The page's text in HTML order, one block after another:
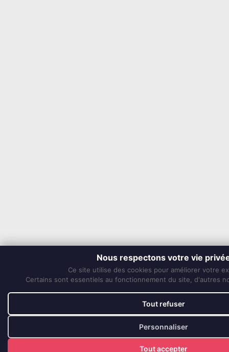
Nous respectons votre vie
Ce site utilise des cookies pour améliorer votre
Certains sont essentiels au fonctionnement du site, d'autres
Tout refuser
Personnaliser
Tout accepter